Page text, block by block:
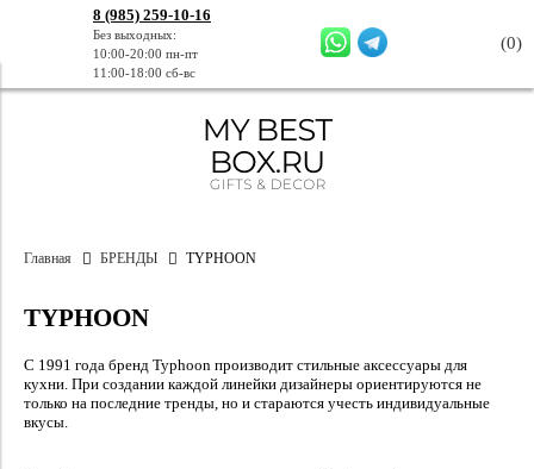
8 (985) 259-10-16
Без выходных:
10:00-20:00 пн-пт
11:00-18:00 сб-вс
(0)
Главная БРЕНДЫ TYPHOON
TYPHOON
С 1991 года бренд Typhoon производит стильные аксессуары для
кухни. При создании каждой линейки дизайнеры ориентируются не
только на последние тренды, но и стараются учесть индивидуальные
вкусы.